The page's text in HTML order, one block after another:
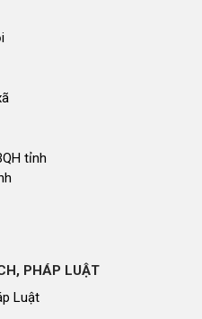
tỉnh
PHÁP LUẬT
Luật